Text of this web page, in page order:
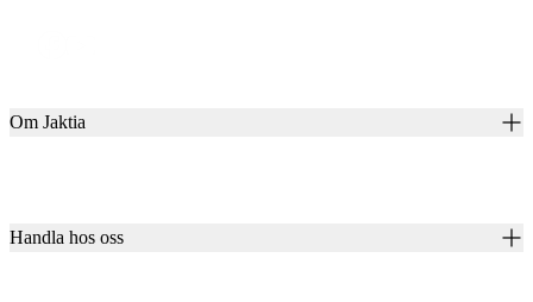
Om Jaktia
Karriär
Handla hos oss